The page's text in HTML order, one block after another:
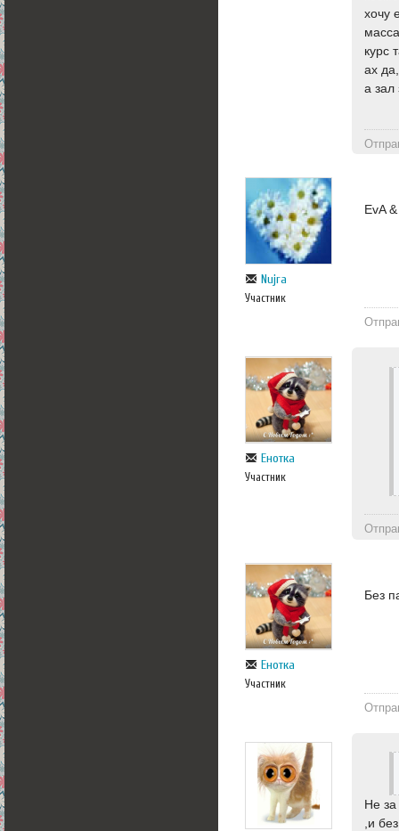
хочу
курс
ах
а зал
Nujra
Участник
EvA
Енотка
Участник
Енотка
Участник
Без
Не за
,и